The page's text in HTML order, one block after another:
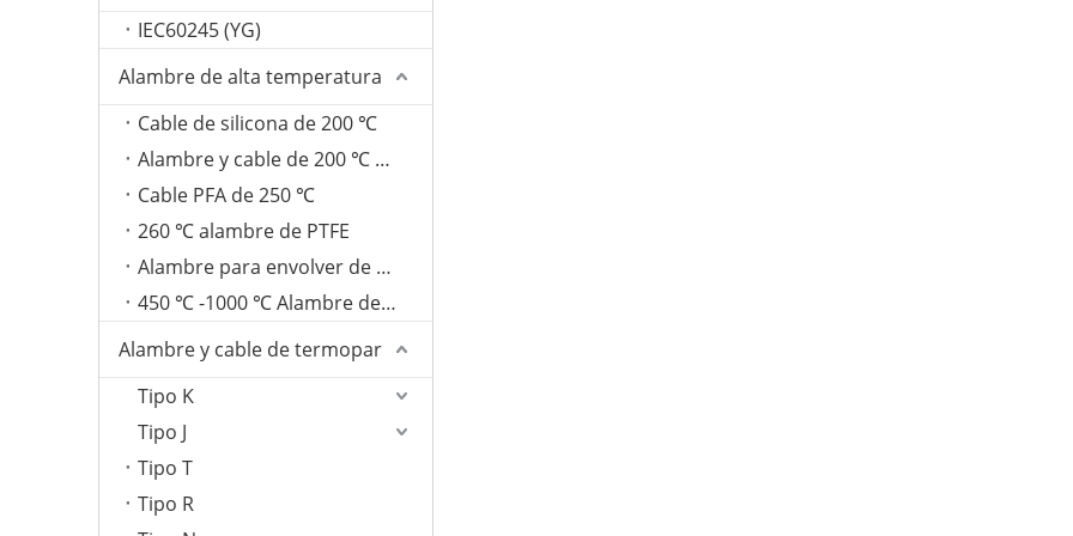
IEC60245 (YG)
Alambre de alta temperatura
Cable de silicona de 200 ℃
Alambre y cable de 200 ℃ FEP
Cable PFA de 250 ℃
260 ℃ alambre de PTFE
Alambre para envolver de fibra de vidrio de 350 ℃
450 ℃ -1000 ℃ Alambre de mica
Alambre y cable de termopar
Tipo K
Tipo J
Tipo T
Tipo R